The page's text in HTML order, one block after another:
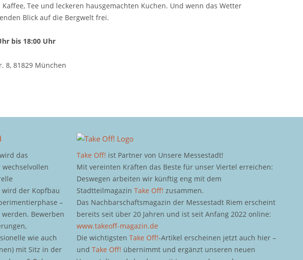
Tee und leckeren hausgemachten Kuchen. Und wenn das Wetter
Blick auf die Bergwelt frei.
bis 18:00 Uhr
8, 81829 München
das
wird der Kopfbau
–
Bewerben
wie auch
mit Sitz in der
Take Off! ist Partner von Unsere Messestadt!
Mit vereinten Kräften das Beste für unser Viertel erreichen:
Deswegen arbeiten wir künftig eng mit dem
StadtteilmagazinTake Off! zusammen.
Das Nachbarschaftsmagazin der Messestadt Riem erscheint
bereits seit über 20 Jahren und ist seit Anfang 2022 online:
www.takeoff-magazin.de
Die wichtigstenTake Off!-Artikel erscheinen jetzt auch hier –
undTake Off! übernimmt und ergänzt unseren neuen